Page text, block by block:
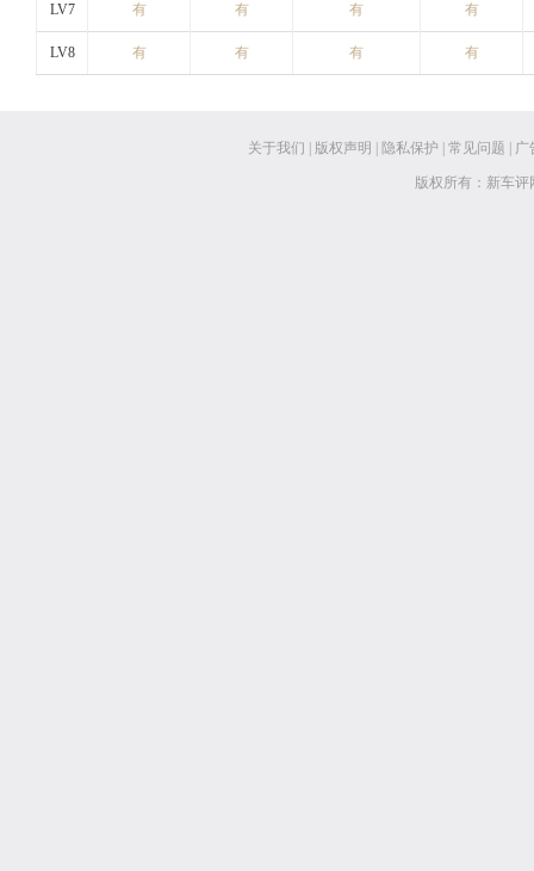
LV7 有 有 有 有
LV8 有 有 有 有
关于我们 版权声明 隐私保护 常见问题 广
版权所有：新车评